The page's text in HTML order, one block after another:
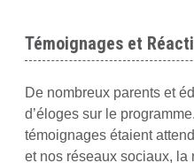
Témoignages et
De nombreux parents et
d’éloges sur le
témoignages étaient
et nos réseaux sociaux,